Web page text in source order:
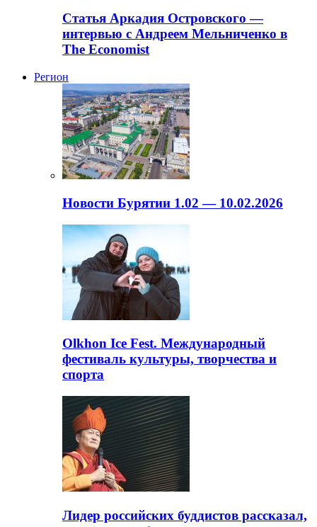
Статья Аркадия Островского —
интервью с Андреем Мельниченко в
The Economist
Регион
Новости Бурятии 1.02 — 10.02.2026
Olkhon Ice Fest. Международный
фестиваль культуры, творчества и
спорта
Лидер российских буддистов рассказал,